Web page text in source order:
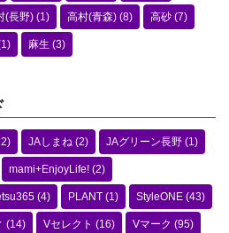
(長野) (1) 高村(青森) (8) 高砂 (7)
麻生 (3)
JAしまね (2) JAグリーン長野 (1)
mami+EnjoyLife! (2)
(4) PLANT (1) StyleONE (43)
(14) Vセレクト (16) Vマーク (95)